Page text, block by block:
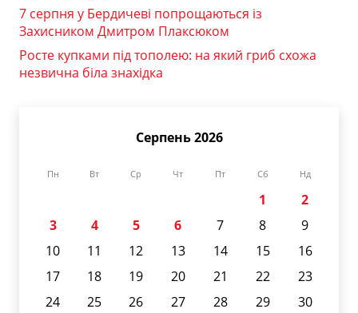
7 серпня у Бердичеві попрощаються із
Захисником Дмитром Плаксюком
Росте купками під тополею: на який гриб схожа
незвична біла знахідка
Серпень 2026
Пн Вт Ср Чт Пт Сб Нд
1
2
3
4 5 6 7 8
9
10
11 12 13 14 15
16
17
18 19 20 21 22
23
24
25 26 27 28 29
30